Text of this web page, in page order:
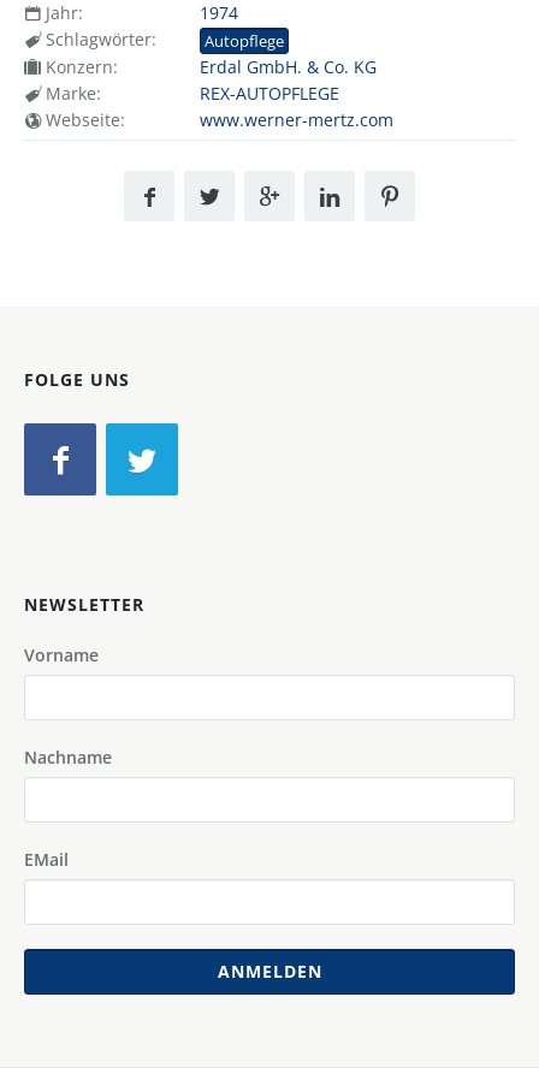
Jahr:
1974
Schlagwörter:
Autopflege
Konzern:
Erdal GmbH. & Co. KG
Marke:
REX-AUTOPFLEGE
Webseite:
www.werner-mertz.com
FOLGE UNS
NEWSLETTER
Vorname
Nachname
EMail
ANMELDEN